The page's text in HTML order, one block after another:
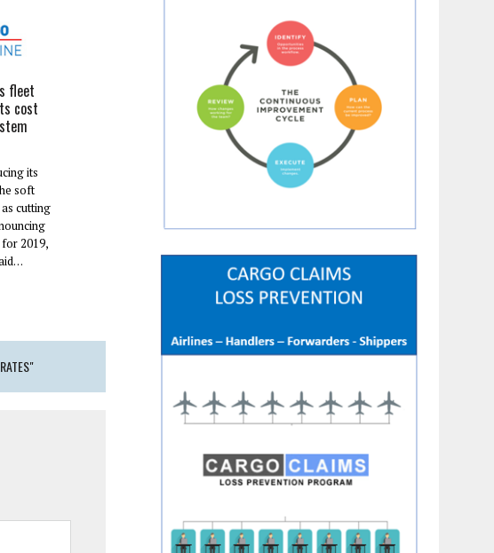
fleet
cost
its
soft
cutting
2019,